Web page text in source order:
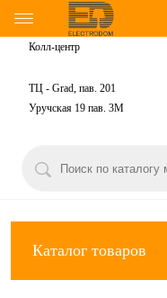
Колл-центр
ТЦ - Grad, пав. 201
Уручская 19 пав. 3М
Каталог товаров